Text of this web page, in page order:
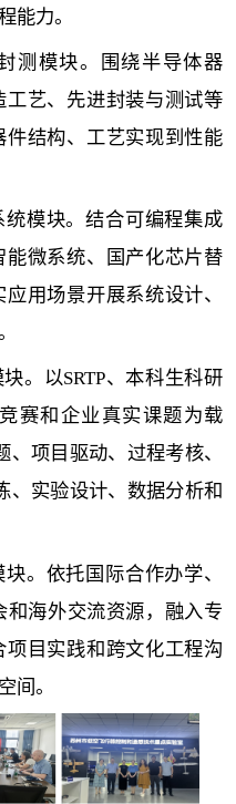
能力。
测模块。围绕半导体器
艺、先进封装与测试等
结构、工艺实现到性能
模块。结合可编程集成
微系统、国产化芯片替
用场景开展系统设计、
。以SRTP、本科生科研
赛和企业真实课题为载
项目驱动、过程考核、
、实验设计、数据分析和
。依托国际合作办学、
和海外交流资源，融入专
目实践和跨文化工程沟
间。